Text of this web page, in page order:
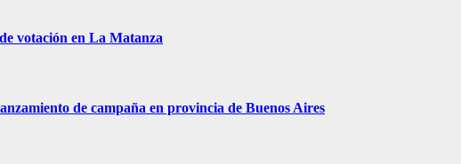
votación en La Matanza
de campaña en provincia de Buenos Aires